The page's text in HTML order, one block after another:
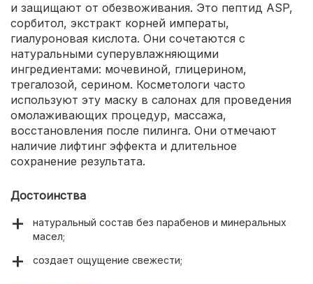
и защищают от обезвоживания. Это пептид ASP,
сорбитол, экстракт корней императы,
гиалуроновая кислота. Они сочетаются с
натуральными суперувлажняющими
ингредиентами: мочевиной, глицерином,
трегалозой, серином. Косметологи часто
используют эту маску в салонах для проведения
омолаживающих процедур, массажа,
восстановления после пилинга. Они отмечают
наличие лифтинг эффекта и длительное
сохранение результата.
Достоинства
натуральный состав без парабенов и минеральных
масел;
создает ощущение свежести;